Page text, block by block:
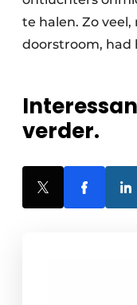
te halen. Zo
doorstroom,
verder.